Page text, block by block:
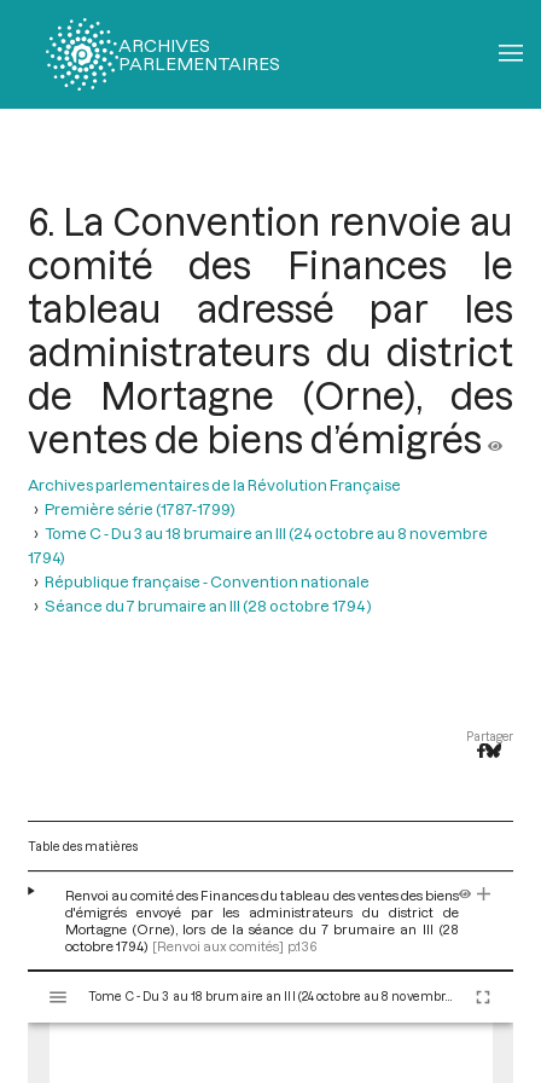
ARCHIVES
PARLEMENTAIRES
6. La Convention renvoie au
comité des Finances le
tableau adressé par les
administrateurs du district
de Mortagne (Orne), des
ventes de biens d’émigrés
Archives parlementaires de la Révolution Française
Première série (1787-1799)
Tome C - Du 3 au 18 brumaire an III (24 octobre au 8 novembre
1794)
République française - Convention nationale
Séance du 7 brumaire an III (28 octobre 1794 )
Partager
Table des matières
Renvoi au comité des Finances du tableau des ventes des biens
d'émigrés envoyé par les administrateurs du district de
Mortagne (Orne), lors de la séance du 7 brumaire an III (28
octobre 1794) [Renvoi aux comités] p.136
s